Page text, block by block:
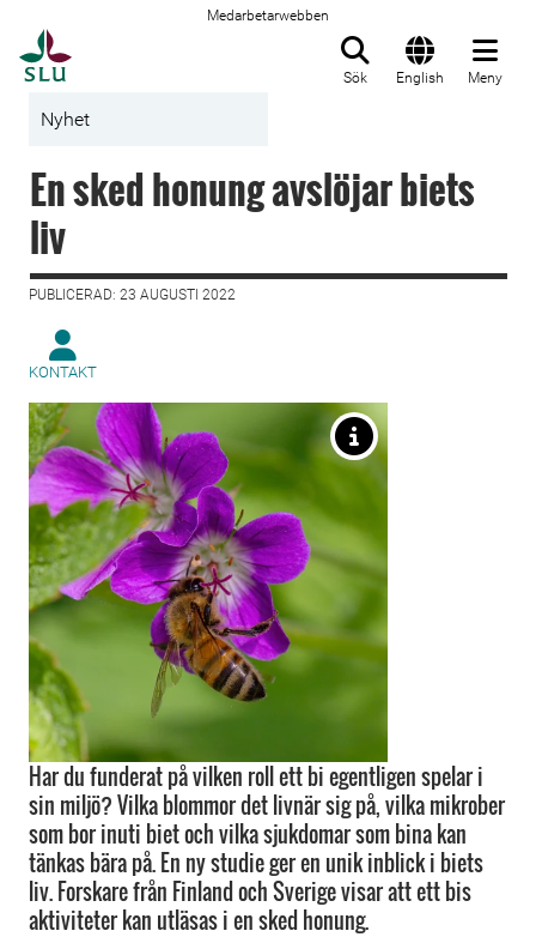
Medarbetarwebben
Sök English Meny
Nyhet
En sked honung avslöjar biets
liv
PUBLICERAD: 23 AUGUSTI 2022
KONTAKT
Har du funderat på vilken roll ett bi egentligen spelar i
sin miljö? Vilka blommor det livnär sig på, vilka mikrober
som bor inuti biet och vilka sjukdomar som bina kan
tänkas bära på. En ny studie ger en unik inblick i biets
liv. Forskare från Finland och Sverige visar att ett bis
aktiviteter kan utläsas i en sked honung.